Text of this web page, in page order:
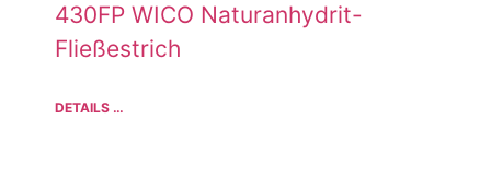
430FP WICO Naturanhydrit-
Fließestrich
DETAILS …